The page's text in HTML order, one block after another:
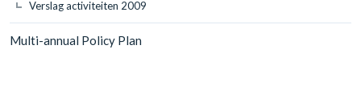
Verslag activiteiten 2009
Multi-annual Policy Plan